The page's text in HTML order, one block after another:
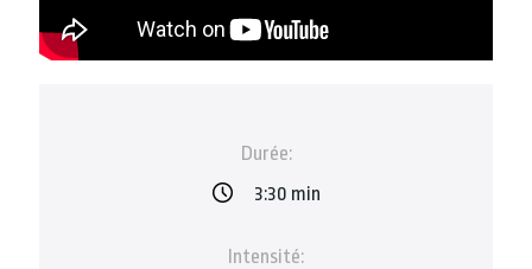
Durée:
3:30 min
Intensité: